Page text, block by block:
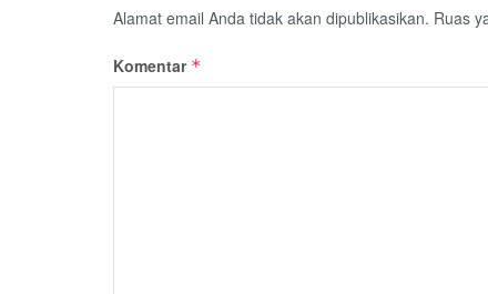
Alamat email Anda tidak akan dipublikasikan. Ruas
Komentar *